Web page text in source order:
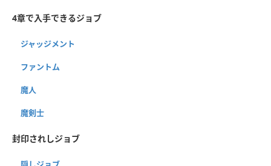
4章で入手できるジョブ
ジャッジメント
ファントム
魔人
魔剣士
封印されしジョブ